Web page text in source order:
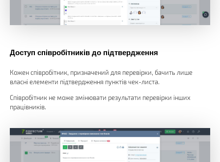
Доступ співробітників до підтвердження
Кожен співробітник, призначений для перевірки, бачить лише
власні елементи підтвердження пунктів чек-листа.
Співробітник не може змінювати результати перевірки інших
працівників.